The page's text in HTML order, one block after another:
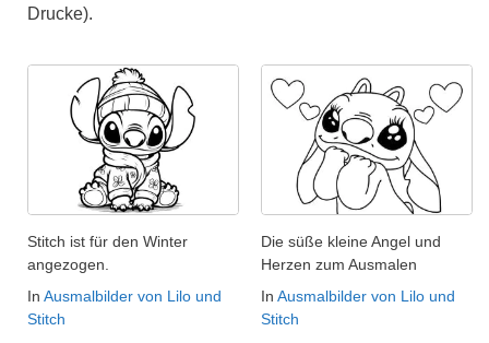
Drucke).
Stitch ist für den Winter
angezogen.
In Ausmalbilder von Lilo und
Stitch
Die süße kleine Angel und
Herzen zum Ausmalen
In Ausmalbilder von Lilo und
Stitch